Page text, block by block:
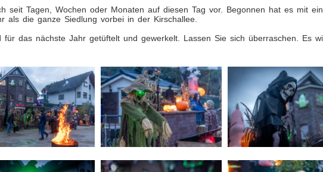
seit Tagen, Wochen oder Monaten auf diesen Tag vor. Begonnen hat es mit ein
als die ganze Siedlung vorbei in der Kirschallee.
für das nächste Jahr getüftelt und gewerkelt. Lassen Sie sich überraschen. Es